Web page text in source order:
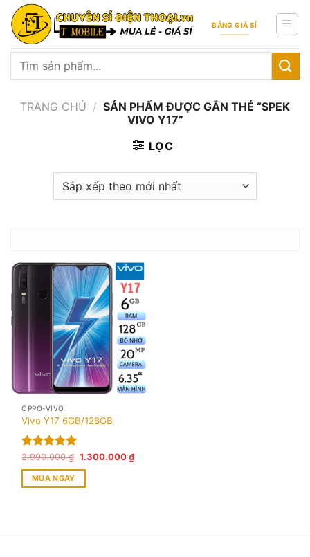
Skip
content
BẢNG GIÁ SỈ
Tìm
TRANG CHỦ / SẢN PHẨM ĐƯỢC GẮN THẺ “SPEK
VIVO Y17”
LỌC
OPPO-VIVO
Vivo Y17 6GB/128GB
Được xếp
hạng5.00
5 sao
2.990.000₫ Giá
là:
1.300.000₫Giá
hiện
MUA NGAY